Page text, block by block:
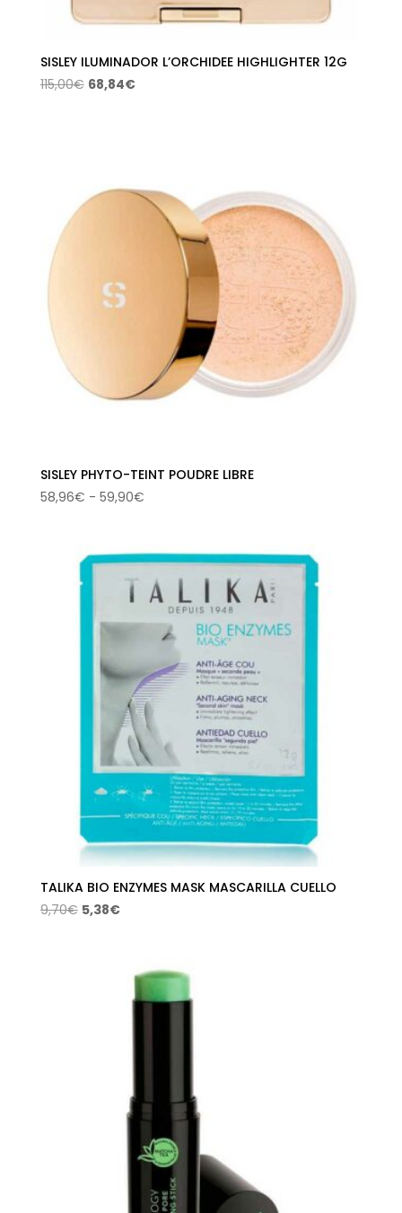
SISLEY ILUMINADOR L’ORCHIDEE HIGHLIGHTER 12G
115,00€ El
68,84€El
SISLEY PHYTO-TEINT POUDRE LIBRE
58,96€ - 59,90€Rango
desde
58,96€
hasta
59,90€
TALIKA BIO ENZYMES MASK MASCARILLA CUELLO
9,70€ El
5,38€El
es:
5,38€.